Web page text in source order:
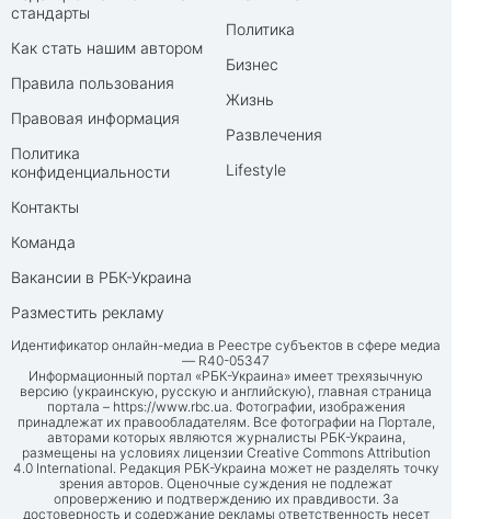
стандарты
Как стать нашим автором
Правила пользования
Правовая информация
Политика
конфиденциальности
Контакты
Команда
Вакансии в РБК-Украина
Разместить рекламу
Политика
Бизнес
Жизнь
Развлечения
Lifestyle
Идентификатор онлайн-медиа в Реестре субъектов в сфере медиа
— R40-05347
Информационный портал «РБК-Украина» имеет трехязычную
версию (украинскую, русскую и английскую), главная страница
портала – https://www.rbc.ua. Фотографии, изображения
принадлежат их правообладателям. Все фотографии на Портале,
авторами которых являются журналисты РБК-Украина,
размещены на условиях лицензии Creative Commons Attribution
4.0 International. Редакция РБК-Украина может не разделять точку
зрения авторов. Оценочные суждения не подлежат
опровержению и подтверждению их правдивости. За
достоверность и содержание рекламы ответственность несет